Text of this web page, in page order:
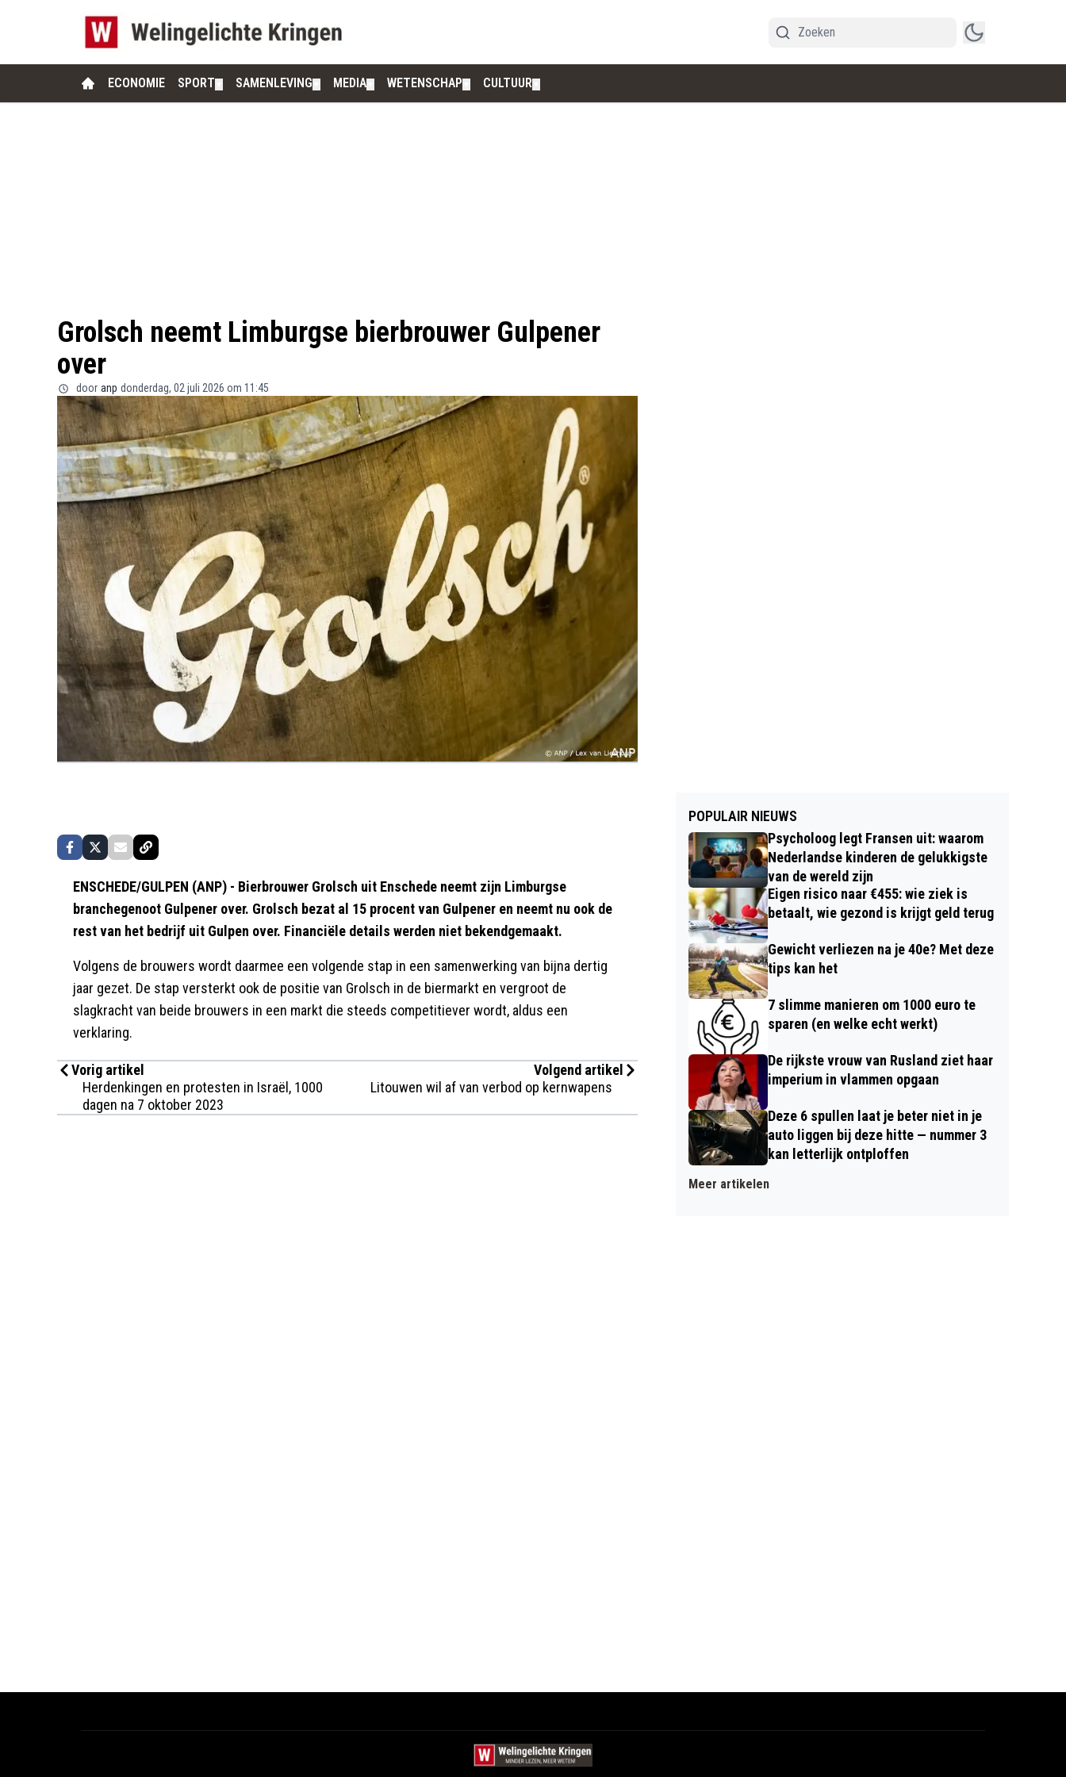
ECONOMIE SPORT SAMENLEVING MEDIA WETENSCHAP CULTUUR
Grolsch neemt Limburgse bierbrouwer Gulpener
over
door anp donderdag, 02 juli 2026 om 11:45
ENSCHEDE/GULPEN (ANP) - Bierbrouwer Grolsch uit Enschede neemt zijn Limburgse
branchegenoot Gulpener over. Grolsch bezat al 15 procent van Gulpener en neemt nu ook de
rest van het bedrijf uit Gulpen over. Financiële details werden niet bekendgemaakt.
Volgens de brouwers wordt daarmee een volgende stap in een samenwerking van bijna dertig
jaar gezet. De stap versterkt ook de positie van Grolsch in de biermarkt en vergroot de
slagkracht van beide brouwers in een markt die steeds competitiever wordt, aldus een
verklaring.
Vorig artikel
Herdenkingen en protesten in Israël, 1000
dagen na 7 oktober 2023
Volgend artikel
Litouwen wil af van verbod op kernwapens
POPULAIR NIEUWS
Psycholoog legt Fransen uit: waarom
Nederlandse kinderen de gelukkigste
van de wereld zijn
Eigen risico naar €455: wie ziek is
betaalt, wie gezond is krijgt geld terug
Gewicht verliezen na je 40e? Met deze
tips kan het
7 slimme manieren om 1000 euro te
sparen (en welke echt werkt)
De rijkste vrouw van Rusland ziet haar
imperium in vlammen opgaan
Deze 6 spullen laat je beter niet in je
auto liggen bij deze hitte — nummer 3
kan letterlijk ontploffen
Meer artikelen